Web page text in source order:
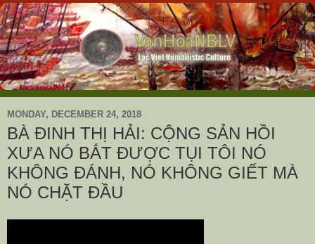
MONDAY, DECEMBER 24, 2018
BÀ ĐINH THỊ HẢI: CỘNG SẢN HỒI
XƯA NÓ BẮT ĐƯỢC TỤI TÔI NÓ
KHÔNG ĐÁNH, NÓ KHÔNG GIẾT MÀ
NÓ CHẶT ĐẦU